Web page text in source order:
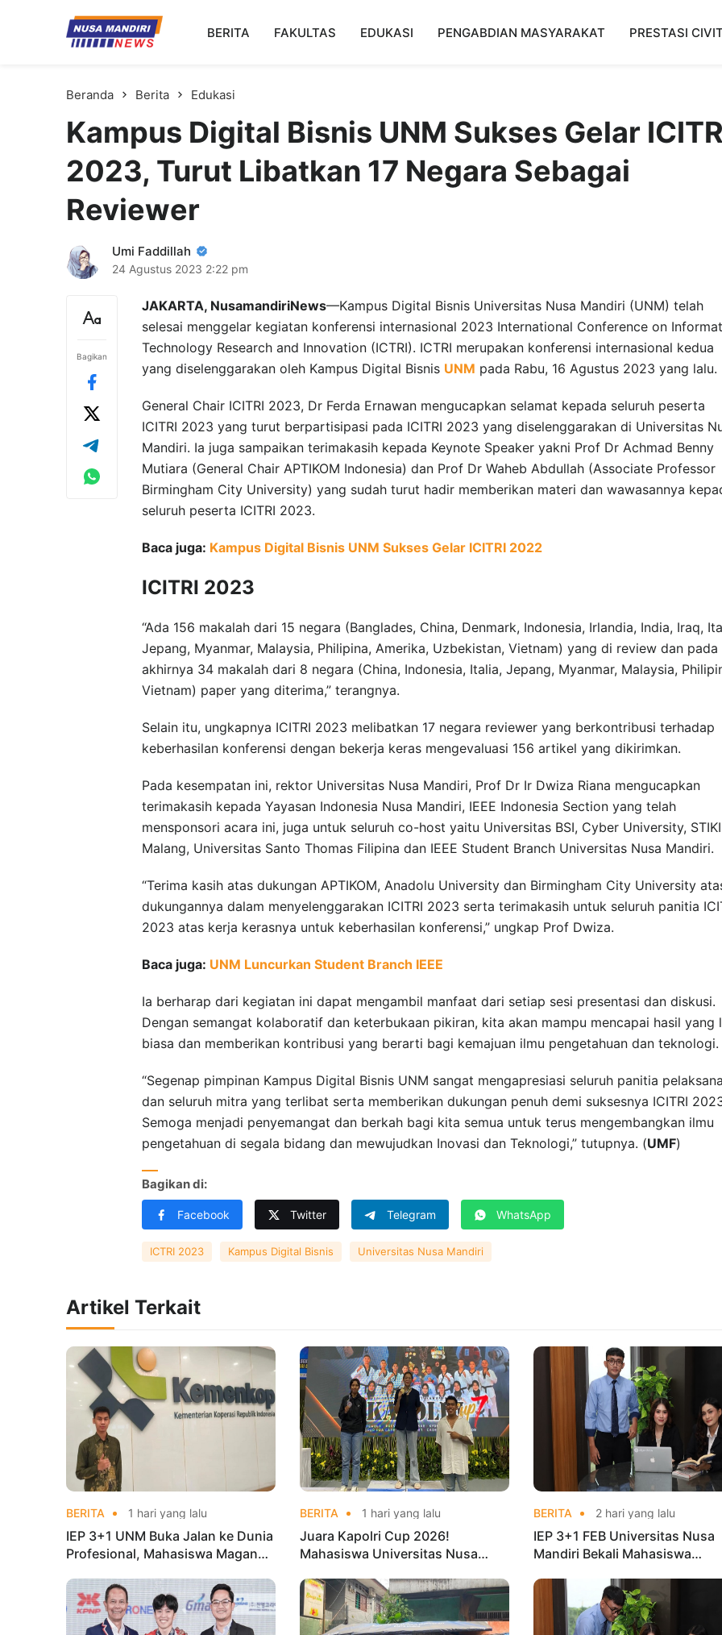
Kampus Digital Bisnis
Universitas Nusa Mandiri
BERITA FAKULTAS EDUKASI PENGABDIAN MASYARAKAT PRESTASI
Beranda Berita Edukasi
Kampus Digital Bisnis UNM Sukses Gelar
2023, Turut Libatkan 17 Negara Sebagai
Reviewer
Umi Faddillah
24 Agustus 2023 2:22 pm
Bagikan
JAKARTA, NusamandiriNews—Kampus Digital Bisnis Universitas Nusa Mandiri (UNM) telah
selesai menggelar kegiatan konferensi internasional 2023 International Conference on
Technology Research and Innovation (ICTRI). ICTRI merupakan konferensi internasional kedua
yang diselenggarakan oleh Kampus Digital Bisnis UNM pada Rabu, 16 Agustus 2023 yang lalu.
General Chair ICITRI 2023, Dr Ferda Ernawan mengucapkan selamat kepada seluruh peserta
ICITRI 2023 yang turut berpartisipasi pada ICITRI 2023 yang diselenggarakan di Universitas
Mandiri. Ia juga sampaikan terimakasih kepada Keynote Speaker yakni Prof Dr Achmad Benny
Mutiara (General Chair APTIKOM Indonesia) dan Prof Dr Waheb Abdullah (Associate Professor
Birmingham City University) yang sudah turut hadir memberikan materi dan wawasannya
seluruh peserta ICITRI 2023.
Baca juga: Kampus Digital Bisnis UNM Sukses Gelar ICITRI 2022
ICITRI 2023
“Ada 156 makalah dari 15 negara (Banglades, China, Denmark, Indonesia, Irlandia, India, Iraq,
Jepang, Myanmar, Malaysia, Philipina, Amerika, Uzbekistan, Vietnam) yang di review dan pada
akhirnya 34 makalah dari 8 negara (China, Indonesia, Italia, Jepang, Myanmar, Malaysia,
Vietnam) paper yang diterima,” terangnya.
Selain itu, ungkapnya ICITRI 2023 melibatkan 17 negara reviewer yang berkontribusi terhadap
keberhasilan konferensi dengan bekerja keras mengevaluasi 156 artikel yang dikirimkan.
Pada kesempatan ini, rektor Universitas Nusa Mandiri, Prof Dr Ir Dwiza Riana mengucapkan
terimakasih kepada Yayasan Indonesia Nusa Mandiri, IEEE Indonesia Section yang telah
mensponsori acara ini, juga untuk seluruh co-host yaitu Universitas BSI, Cyber University, STIKI
Malang, Universitas Santo Thomas Filipina dan IEEE Student Branch Universitas Nusa Mandiri.
“Terima kasih atas dukungan APTIKOM, Anadolu University dan Birmingham City University
dukungannya dalam menyelenggarakan ICITRI 2023 serta terimakasih untuk seluruh panitia
2023 atas kerja kerasnya untuk keberhasilan konferensi,” ungkap Prof Dwiza.
Baca juga: UNM Luncurkan Student Branch IEEE
Ia berharap dari kegiatan ini dapat mengambil manfaat dari setiap sesi presentasi dan diskusi.
Dengan semangat kolaboratif dan keterbukaan pikiran, kita akan mampu mencapai hasil yang
biasa dan memberikan kontribusi yang berarti bagi kemajuan ilmu pengetahuan dan teknologi.
“Segenap pimpinan Kampus Digital Bisnis UNM sangat mengapresiasi seluruh panitia
dan seluruh mitra yang terlibat serta memberikan dukungan penuh demi suksesnya ICITRI
Semoga menjadi penyemangat dan berkah bagi kita semua untuk terus mengembangkan ilmu
pengetahuan di segala bidang dan mewujudkan Inovasi dan Teknologi,” tutupnya. (UMF)
Bagikan di:
Facebook Twitter Telegram WhatsApp
ICTRI 2023 Kampus Digital Bisnis Universitas Nusa Mandiri
Artikel Terkait
BERITA 1 hari yang lalu
IEP 3+1 UNM Buka Jalan ke Dunia
Profesional, Mahasiswa Magang
BERITA 1 hari yang lalu
Juara Kapolri Cup 2026!
Mahasiswa Universitas Nusa
di Kejurnas Taekwondo
BERITA 2 hari yang lalu
IEP 3+1 FEB Universitas Nusa
Mandiri Bekali Mahasiswa